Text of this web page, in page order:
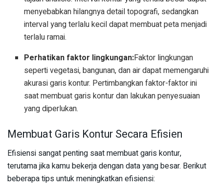
menyebabkan hilangnya detail topografi, sedangkan
interval yang terlalu kecil dapat membuat peta menjadi
terlalu ramai.
Perhatikan faktor lingkungan:Faktor lingkungan
seperti vegetasi, bangunan, dan air dapat memengaruhi
akurasi garis kontur. Pertimbangkan faktor-faktor ini
saat membuat garis kontur dan lakukan penyesuaian
yang diperlukan.
Membuat Garis Kontur Secara Efisien
Efisiensi sangat penting saat membuat garis kontur,
terutama jika kamu bekerja dengan data yang besar. Berikut
beberapa tips untuk meningkatkan efisiensi: